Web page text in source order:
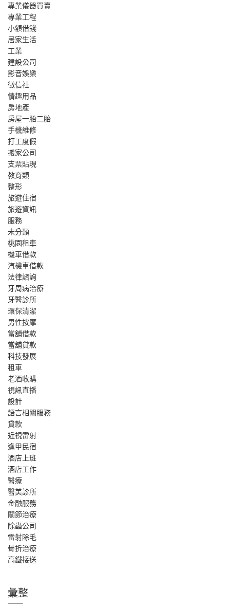
專業儀器買賣
專業工程
小額借錢
居家生活
工業
建設公司
影音娛樂
徵信社
情趣用品
房地產
房屋一胎二胎
手機維修
打工度假
搬家公司
支票貼現
教育類
整形
旅遊住宿
旅遊資訊
服務
未分類
桃園租車
機車借款
汽機車借款
法律諮詢
牙周病治療
牙醫診所
環保清潔
男性按摩
當舖借款
當舖貸款
科技發展
租車
老酒收購
視訊直播
設計
語言相關服務
貸款
近視雷射
逢甲民宿
酒店上班
酒店工作
醫療
醫美診所
金融服務
關節治療
除蟲公司
雷射除毛
骨折治療
高鐵接送
彙整